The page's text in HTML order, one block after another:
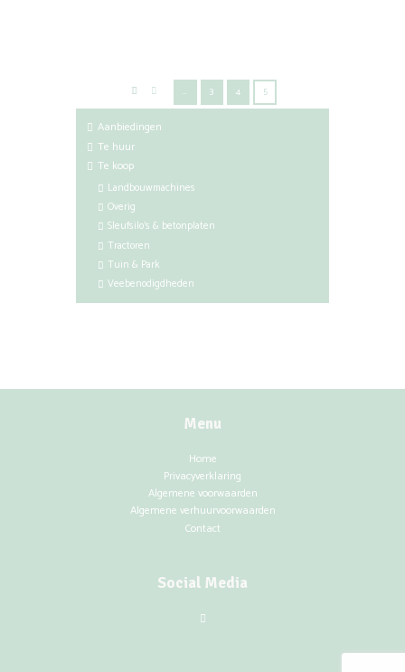
… 3 4 5
Aanbiedingen
Te huur
Te koop
Landbouwmachines
Overig
Sleufsilo's & betonplaten
Tractoren
Tuin & Park
Veebenodigdheden
Menu
Home
Privacyverklaring
Algemene voorwaarden
Algemene verhuurvoorwaarden
Contact
Social Media